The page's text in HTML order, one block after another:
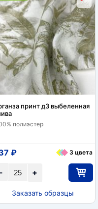
принт д3 выбеленная
полиэстер
+
-
₽ 3 цвета
Заказать образцы